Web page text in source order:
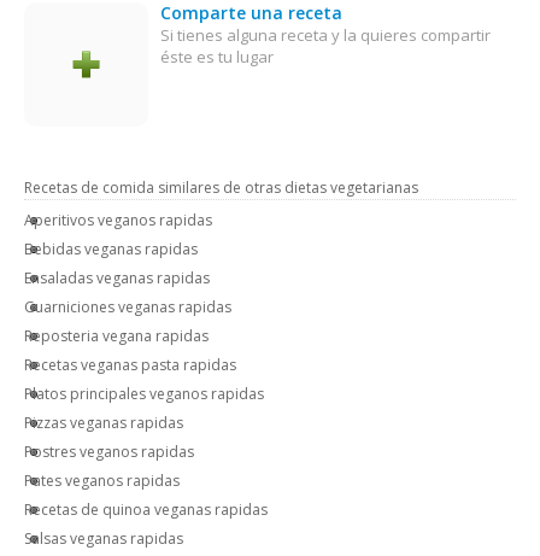
Comparte una receta
Si tienes alguna receta y la quieres compartir
éste es tu lugar
Recetas de comida similares de otras dietas vegetarianas
Aperitivos veganos rapidas
Bebidas veganas rapidas
Ensaladas veganas rapidas
Guarniciones veganas rapidas
Reposteria vegana rapidas
Recetas veganas pasta rapidas
Platos principales veganos rapidas
Pizzas veganas rapidas
Postres veganos rapidas
Pates veganos rapidas
Recetas de quinoa veganas rapidas
Salsas veganas rapidas